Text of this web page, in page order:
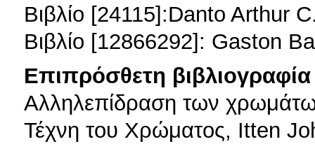
Βιβλίο [24115]:Danto Arthur
Βιβλίο [12866292]: Gaston
Επιπρόσθετη βιβλιογραφία
Αλληλεπίδραση των
Τέχνη του Χρώματος, Itten